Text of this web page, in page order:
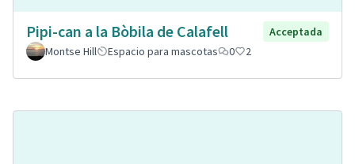
Pipi-can a la Bòbila de Calafell
Acceptada
Montse Hill
Espacio para mascotas 0 2